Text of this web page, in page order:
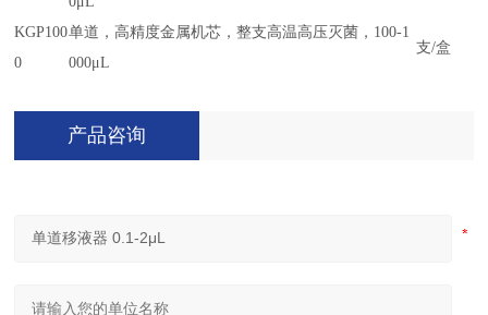
KGP100
0
单道，高精度金属机芯，整支高温高压灭菌，100-1
000μL
支/盒
产品咨询